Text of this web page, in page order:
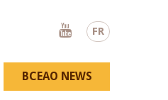
FR
Youtube
BCEAO NEWS